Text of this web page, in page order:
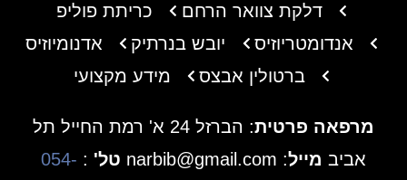
דלקת צוואר הרחם
כריתת פוליפ
אנדומטריוזיס
יובש בנרתיק
אדנומיוזיס
ברטולין אבצס
מידע מקצועי
מרפאה פרטית
: הברזל 24 א' רמת החייל תל
אביב מייל: narbib@gmail.com טל' :
054-